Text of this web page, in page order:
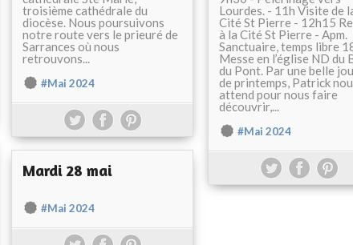
troisième cathédrale du
diocèse. Nous poursuivons
notre route vers le prieuré de
Sarrances où nous
retrouvons...
#Mai 2024
Lourdes. - 11h Visite de
Cité St Pierre - 12h15
à la Cité St Pierre - Apm.
Sanctuaire, temps libre
Messe en l’église ND du
du Pont. Par une belle
de printemps, Patrick
attend pour nous faire
découvrir,...
#Mai 2024
Mardi 28 mai
#Mai 2024